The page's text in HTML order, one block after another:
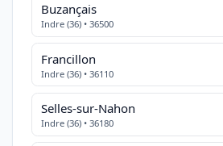
Buzançais
Indre (36) • 36500
Francillon
Indre (36) • 36110
Selles-sur-Nahon
Indre (36) • 36180